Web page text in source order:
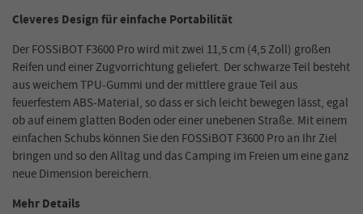
Cleveres Design für einfache Portabilität
Der FOSSiBOT F3600 Pro wird mit zwei 11,5 cm (4,5 Zoll) großen
Reifen und einer Zugvorrichtung geliefert. Der schwarze Teil besteht
aus weichem TPU-Gummi und der mittlere graue Teil aus
feuerfestem ABS-Material, so dass er sich leicht bewegen lässt, egal
ob auf einem glatten Boden oder einer unebenen Straße. Mit einem
einfachen Schubs können Sie den FOSSiBOT F3600 Pro an Ihr Ziel
bringen und so den Alltag und das Camping im Freien um eine ganz
neue Dimension bereichern.
Mehr Details